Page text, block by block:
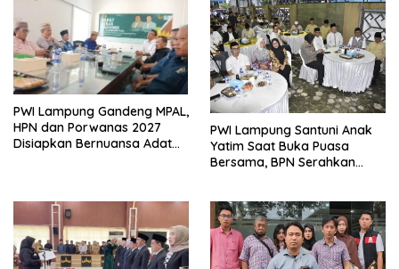
PWI Lampung Gandeng MPAL,
HPN dan Porwanas 2027
Disiapkan Bernuansa Adat
PWI Lampung Santuni Anak
Yatim Saat Buka Puasa
Bersama, BPN Serahkan